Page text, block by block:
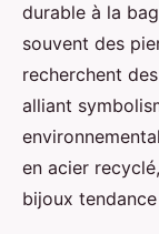
durable à la
souvent des
recherchent
alliant
en acier
bijoux